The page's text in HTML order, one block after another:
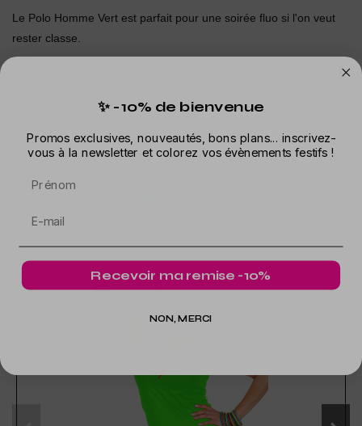
Le Polo Homme Vert est parfait pour une soirée fluo si l'on veut
rester classe.
Il sera dans tous les cas du plus bel effet en présence de lumière
Dans la même catégorie
✨ -10% de bienvenue
Promos exclusives, nouveautés, bons plans... inscrivez-
vous à la newsletter et colorez vos évènements festifs !
Recevoir ma remise -10%
NON, MERCI